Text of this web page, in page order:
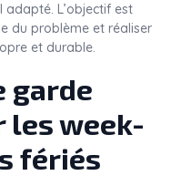
L’objectif est
du problème et réaliser
et durable.
garde
les week-
fériés